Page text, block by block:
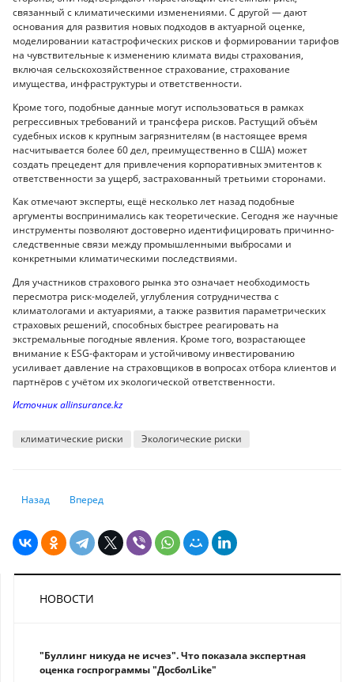
связанный с климатическими изменениями. С другой — дают
основания для развития новых подходов в актуарной оценке,
моделировании катастрофических рисков и формировании тарифов
на чувствительные к изменению климата виды страхования,
включая сельскохозяйственное страхование, страхование
имущества, инфраструктуры и ответственности.
Кроме того, подобные данные могут использоваться в рамках
регрессивных требований и трансфера рисков. Растущий объём
судебных исков к крупным загрязнителям (в настоящее время
насчитывается более 60 дел, преимущественно в США) может
создать прецедент для привлечения корпоративных эмитентов к
ответственности за ущерб, застрахованный третьими сторонами.
Как отмечают эксперты, ещё несколько лет назад подобные
аргументы воспринимались как теоретические. Сегодня же научные
инструменты позволяют достоверно идентифицировать причинно-
следственные связи между промышленными выбросами и
конкретными климатическими последствиями.
Для участников страхового рынка это означает необходимость
пересмотра риск-моделей, углубления сотрудничества с
климатологами и актуариями, а также развития параметрических
страховых решений, способных быстрее реагировать на
экстремальные погодные явления. Кроме того, возрастающее
внимание к ESG-факторам и устойчивому инвестированию
усиливает давление на страховщиков в вопросах отбора клиентов и
партнёров с учётом их экологической ответственности.
Источник аllinsurance.kz
климатические риски Экологические риски
Предыдущий: «Лаборатория Касперского» представила отчёт о
Назад Следующий: «Крысиные люди»: новый тревожный тренд,
Вперед
НОВОСТИ
"Буллинг никуда не исчез". Что показала экспертная
оценка госпрограммы "ДосболLike"